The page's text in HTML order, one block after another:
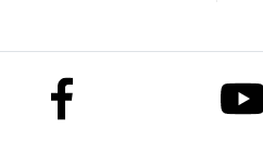
link to facebook